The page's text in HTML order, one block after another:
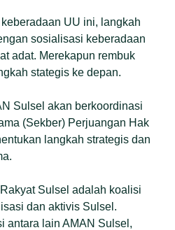
UU ini, langkah
sosialisasi keberadaan
adat. Merekapun rembuk
stategis ke depan.
Sulsel akan berkoordinasi
(Sekber) Perjuangan Hak
langkah strategis dan
Sulsel adalah koalisi
dan aktivis Sulsel.
antara lain AMAN Sulsel,